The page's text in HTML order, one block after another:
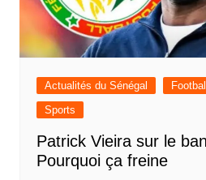
Actualités du Sénégal Football
Sports
Patrick Vieira sur le
Pourquoi ça freine